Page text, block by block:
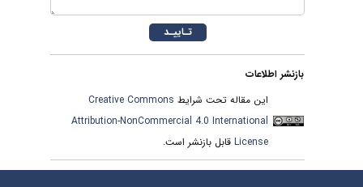
بازنشر اطلاعات
این مقاله تحت شرایطCreative Commons
Attribution-NonCommercial 4.0 International
Licenseقابل بازنشر است.